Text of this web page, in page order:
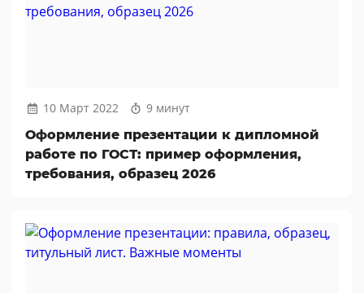
10 Март 2022
9 минут
Оформление презентации к дипломной
работе по ГОСТ: пример оформления,
требования, образец 2026